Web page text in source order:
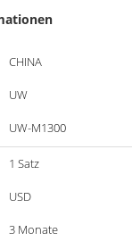
CHINA
UW
UW-M1300
1 Satz
USD
3 Monate